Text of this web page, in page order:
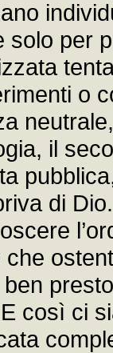
solo per
o
il
di
così ci